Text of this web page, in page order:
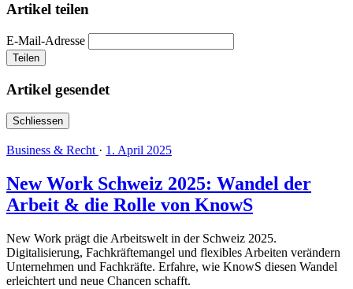
Artikel teilen
E-Mail-Adresse
Teilen
Artikel gesendet
Schliessen
Business & Recht · 1. April 2025
New Work Schweiz 2025: Wandel der
Arbeit & die Rolle von KnowS
New Work prägt die Arbeitswelt in der Schweiz 2025.
Digitalisierung, Fachkräftemangel und flexibles Arbeiten verändern
Unternehmen und Fachkräfte. Erfahre, wie KnowS diesen Wandel
erleichtert und neue Chancen schafft.